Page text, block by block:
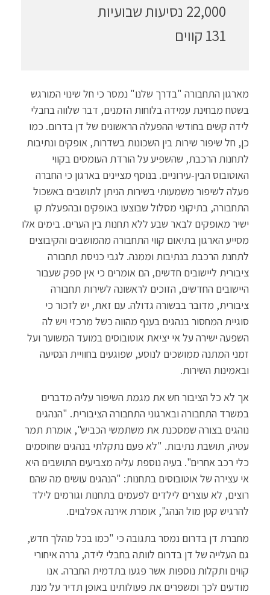
22,000 נסיעות שבועיות
131 קווים
מארגון התחבורה "בדרך שלנו" נמסר כי חל שינוי המורגש
בשטח מבחינת עמידה בלוחות הזמנים, דבר שלווה בחבלי
לידה קשים בחודשי ההפעלה הראשונים של דן בדרום. כמו
כן, חל שיפור שירות בין השכונות בשדרות, אופקים ונתיבות
לתחנות הרכבת, שהשפיע על הורדת העומסים בקווי
האוטובוס הבין-עירוניים. בנוסף מציינים בארגון כי החברה
פעלה לשיפור משמעותי בשירות הניתן לתושבים באשכול
התחבורה, בתיקוני מסלול שבוצעו באופקים ובהפעלת קו
ישיר מאופקים לבאר שבע ללא תחנות בין הערים. בימים אלו
מסייע הארגון בתיאום קווי התחבורה מהמושבים והקיבוצים
לתחנת הרכבת בנתיבות וממנה. לגבי כניסת תחבורה
ציבורית ליישובים חדשים, הם אומרים כי אין ספק שעבור
היישובים החדשים, הזוכים לראשונה לשירות תחבורה
ציבורית, מדובר בבשורה גדולה. עם זאת, יש לזכור כי
סוגיית המחסור בנהגים בענף מהווה כשל מרכזי ויש לה
השפעה ישירה על אי יציאת אוטובוסים במועד המשוער ועל
זמני המתנה ממושכים לנוסע, שפוגעים בחוויית הנסיעה
ובאמינות השירות.
אך לא כל הציבור חש את מגמת השיפור עליה מדברים
במשרד התחבורה ובארגוני התחבורה הציבורית. "הנהגים
נוהגים בצורה שמסכנת את משתמשי הכביש", אומרת תמר
עטיה, תושבת נתיבות. "לא פעם נתקלתי בנהגים שחוסמים
כלי רכב אחרים". בעיה נוספת עליה מצביעים התושבים היא
אי עצירה של אוטובוסים בתחנות: "הנהגים עושים מה שהם
רוצים, לא עוצרים לילדים לפעמים בתחנות וגורמים לילד
להרגיש קטן מול הנהג", אומרת אירנה אפלבוים.
מחברת דן בדרום נמסר בתגובה כי "כמו בכל מהלך חדש,
גם העלייה של דן בדרום לוותה בחבלי לידה, גררה איחורי
קווים ותקלות נוספות אשר פגעו בתדמית החברה. אנו
מודעים לכך ומשפרים את פעולותינו באופן תדיר על מנת